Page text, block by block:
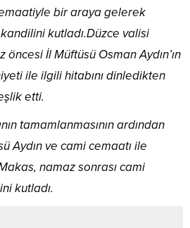
bir araya gelerek
kutladı.Düzce valisi
öncesi İl Müftüsü Osman Aydın’ın
ile ilgili hitabını dinledikten
etti.
tamamlanmasının ardından
Aydın ve cami cemaatı ile
namaz sonrası cami
kutladı.